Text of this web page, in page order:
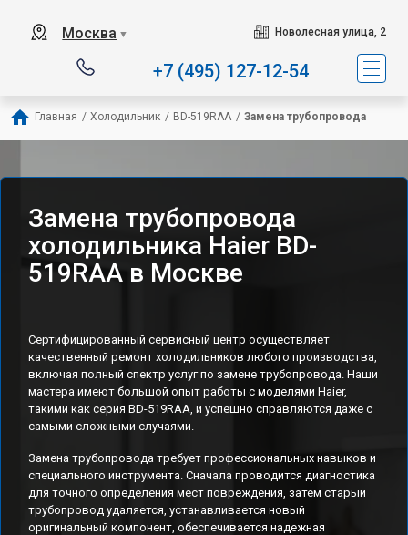
Москва ▼ Новолесная улица, 2
+7 (495) 127-12-54
Главная / Холодильник / BD-519RAA / Замена трубопровода
Замена трубопровода
холодильника Haier BD-
519RAA в Москве
Сертифицированный сервисный центр осуществляет
качественный ремонт холодильников любого производства,
включая полный спектр услуг по замене трубопровода. Наши
мастера имеют большой опыт работы с моделями Haier,
такими как серия BD-519RAA, и успешно справляются даже с
самыми сложными случаями.
Замена трубопровода требует профессиональных навыков и
специального инструмента. Сначала проводится диагностика
для точного определения мест повреждения, затем старый
трубопровод удаляется, устанавливается новый
оригинальный компонент, обеспечивается надежная